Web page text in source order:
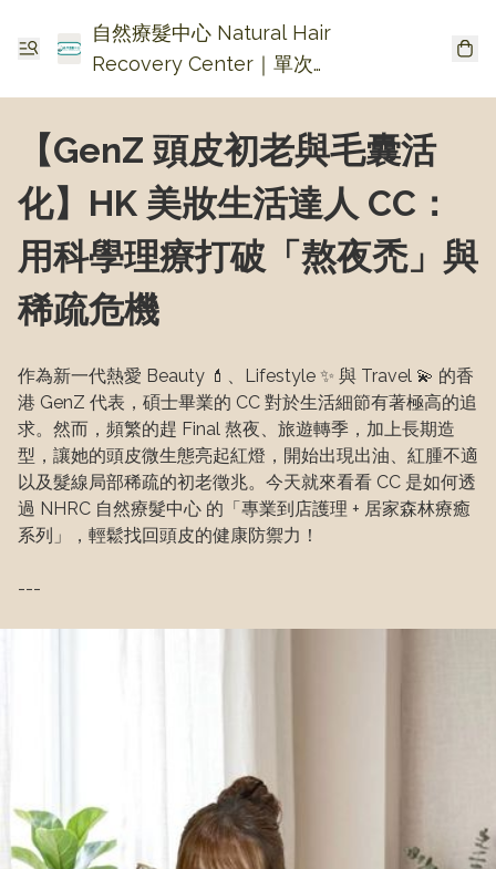
自然療髮中心 Natural Hair
Recovery Center｜單次收
費生髮・頭皮頭瘡護理
【GenZ 頭皮初老與毛囊活
化】HK 美妝生活達人 CC：
用科學理療打破「熬夜禿」與
稀疏危機
作為新一代熱愛 Beauty 💄、Lifestyle ✨ 與 Travel 💫 的香
港 GenZ 代表，碩士畢業的 CC 對於生活細節有著極高的追
求。然而，頻繁的趕 Final 熬夜、旅遊轉季，加上長期造
型，讓她的頭皮微生態亮起紅燈，開始出現出油、紅腫不適
以及髮線局部稀疏的初老徵兆。今天就來看看 CC 是如何透
過 NHRC 自然療髮中心 的「專業到店護理 + 居家森林療癒
系列」，輕鬆找回頭皮的健康防禦力！
---